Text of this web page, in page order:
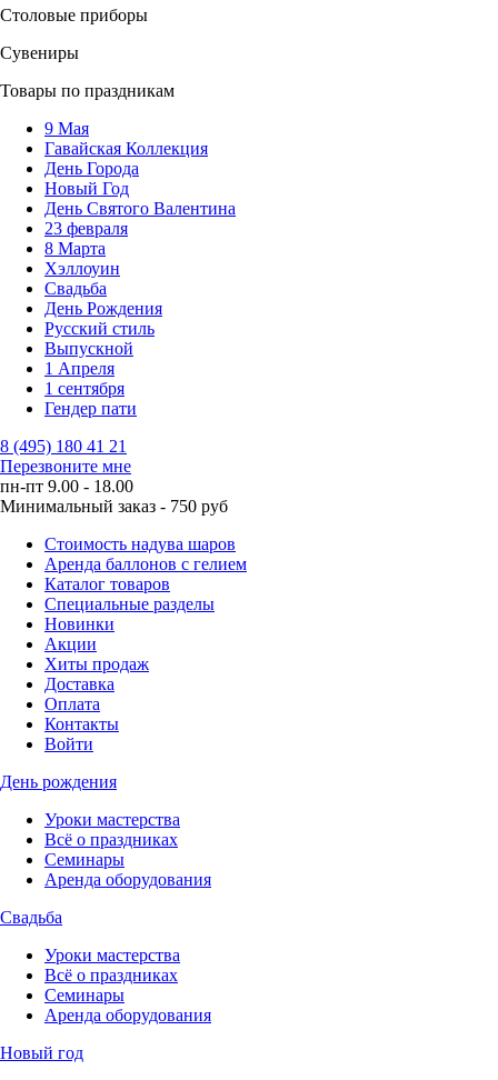
Столовые приборы
Сувениры
Товары по праздникам
9 Мая
Гавайская Коллекция
День Города
Новый Год
День Святого Валентина
23 февраля
8 Марта
Хэллоуин
Свадьба
День Рождения
Русский стиль
Выпускной
1 Апреля
1 сентября
Гендер пати
8 (495) 180 41 21
Перезвоните мне
пн-пт 9.00 - 18.00
Минимальный заказ - 750 руб
Стоимость надува шаров
Аренда баллонов с гелием
Каталог товаров
Специальные разделы
Новинки
Акции
Хиты продаж
Доставка
Оплата
Контакты
Войти
День рождения
Уроки мастерства
Всё о праздниках
Семинары
Аренда оборудования
Свадьба
Уроки мастерства
Всё о праздниках
Семинары
Аренда оборудования
Новый год